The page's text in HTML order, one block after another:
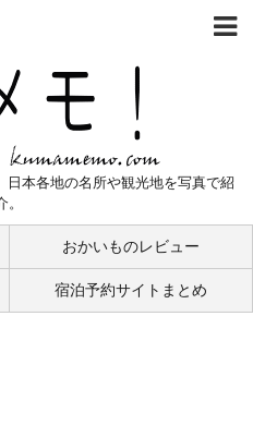
本各地の名所や観光地を写真で紹
。
おかいものレビュー
宿泊予約サイトまとめ